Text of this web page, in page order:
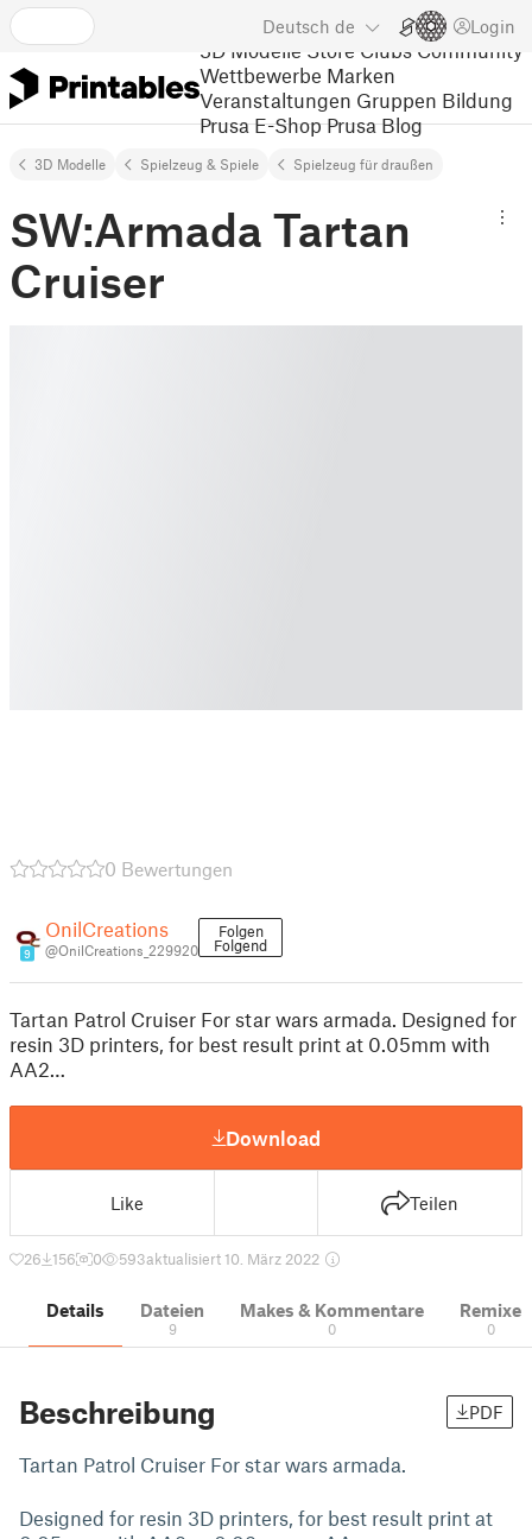
Deutsch de Login
3D Modelle Store Clubs Community
Wettbewerbe Marken
Veranstaltungen Gruppen Bildung
Prusa E-Shop Prusa Blog
3D Modelle Spielzeug & Spiele Spielzeug für draußen
SW:Armada Tartan
Cruiser
0 Bewertungen
9
OnilCreations
@OnilCreations_229920
Folgen
Folgend
Tartan Patrol Cruiser For star wars armada. Designed for
resin 3D printers, for best result print at 0.05mm with
AA2…
Download
Like Teilen
26 156 0 593aktualisiert 10. März 2022
Details Dateien
9
Makes & Kommentare
0
Remixe
0
Beschreibung PDF
Tartan Patrol Cruiser For star wars armada.
Designed for resin 3D printers, for best result print at